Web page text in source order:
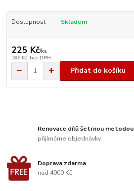
Dostupnost Skladem
225 Kč/ks
186 Kč bez DPH
Přidat do košíku
Renovace dílů šetrnou
přijímáme objednávky
Doprava zdarma
nad 4000 Kč